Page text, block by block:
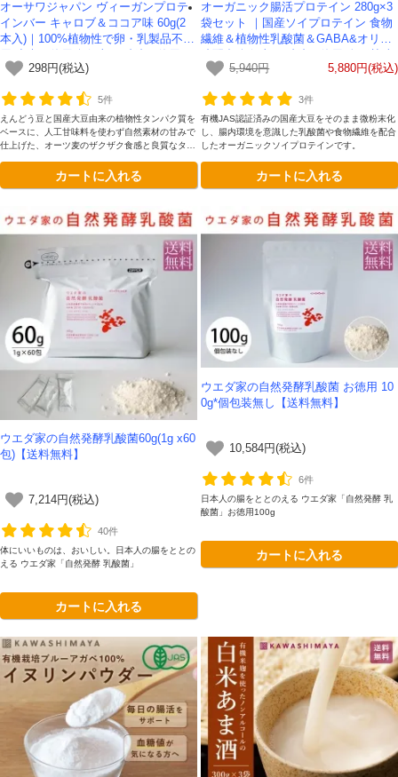
オーサワジャパン ヴィーガンプロテ
インバー キャロブ＆ココア味 60g(2
本入)｜100%植物性で卵・乳製品不使
ンパク質量約12g
298円(税込)
5件
えんどう豆と国産大豆由来の植物性タンパク質を
ベースに、人工甘味料を使わず自然素材の甘みで
仕上げた、オーツ麦のザクザク食感と良質なタン
ガンプロテインバーです。
カートに入れる
オーガニック腸活プロテイン 280g×3
袋セット ｜国産ソイプロテイン 食物
繊維＆植物性乳酸菌＆GABA&オリゴ
料不使用 -かわしま屋- 【送料無料】
5,940円 5,880円(税込)
3件
有機JAS認証済みの国産大豆をそのまま微粉末化
し、腸内環境を意識した乳酸菌や食物繊維を配合
したオーガニックソイプロテインです。
カートに入れる
ウエダ家の自然発酵乳酸菌60g(1g x60
包)【送料無料】
7,214円(税込)
40件
体にいいものは、おいしい。日本人の腸をととの
える ウエダ家「自然発酵 乳酸菌」
カートに入れる
ウエダ家の自然発酵乳酸菌 お徳用 10
0g*個包装無し【送料無料】
10,584円(税込)
6件
日本人の腸をととのえる ウエダ家「自然発酵 乳
酸菌」お徳用100g
カートに入れる